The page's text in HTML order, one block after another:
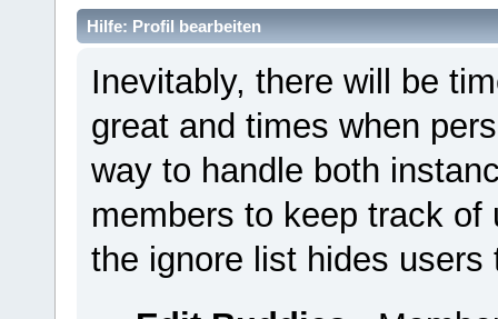
Hilfe: Profil bearbeiten
Inevitably, there will be
great and times when
way to handle both
members to keep track
the ignore list hides